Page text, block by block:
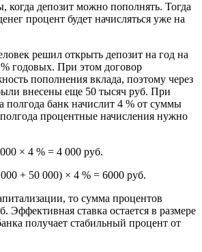
когда депозит можно пополнять. Тогда
процент будет начисляться уже на
решил открыть депозит на год на
годовых. При этом договор
пополнения вклада, поэтому через
внесены еще 50 тысяч руб. При
полгода банк начислит 4 % от суммы
процентные начисления нужно
× 4 % = 4 000 руб.
+ 50 000) × 4 % = 6000 руб.
то сумма процентов
Эффективная ставка остается в размере
получает стабильный процент от